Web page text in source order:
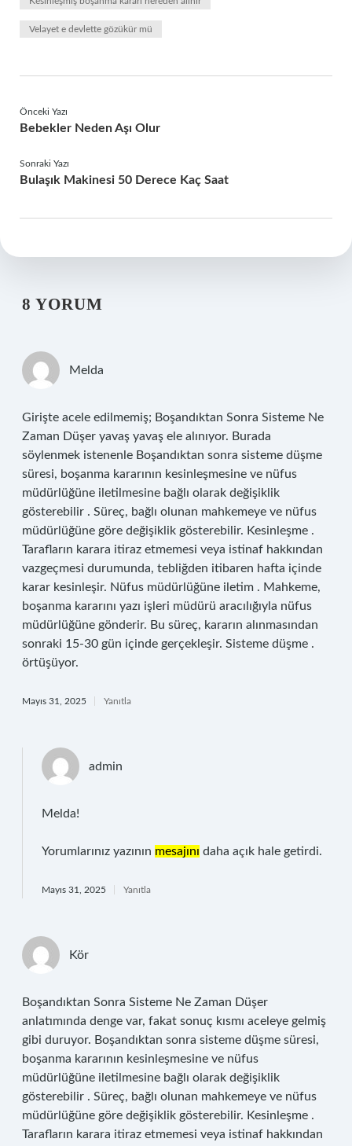
Velayet e devlette gözükür mü
Önceki Yazı
Bebekler Neden Aşı Olur
Sonraki Yazı
Bulaşık Makinesi 50 Derece Kaç Saat
8 YORUM
Melda
Girişte acele edilmemiş; Boşandıktan Sonra Sisteme Ne
Zaman Düşer yavaş yavaş ele alınıyor. Burada
söylenmek istenenle Boşandıktan sonra sisteme düşme
süresi, boşanma kararının kesinleşmesine ve nüfus
müdürlüğüne iletilmesine bağlı olarak değişiklik
gösterebilir . Süreç, bağlı olunan mahkemeye ve nüfus
müdürlüğüne göre değişiklik gösterebilir. Kesinleşme .
Tarafların karara itiraz etmemesi veya istinaf hakkından
vazgeçmesi durumunda, tebliğden itibaren hafta içinde
karar kesinleşir. Nüfus müdürlüğüne iletim . Mahkeme,
boşanma kararını yazı işleri müdürü aracılığıyla nüfus
müdürlüğüne gönderir. Bu süreç, kararın alınmasından
sonraki 15-30 gün içinde gerçekleşir. Sisteme düşme .
örtüşüyor.
Mayıs 31, 2025 Yanıtla
admin
Melda!
Yorumlarınız yazının mesajını daha açık hale getirdi.
Mayıs 31, 2025 Yanıtla
Kör
Boşandıktan Sonra Sisteme Ne Zaman Düşer
anlatımında denge var, fakat sonuç kısmı aceleye gelmiş
gibi duruyor. Boşandıktan sonra sisteme düşme süresi,
boşanma kararının kesinleşmesine ve nüfus
müdürlüğüne iletilmesine bağlı olarak değişiklik
gösterebilir . Süreç, bağlı olunan mahkemeye ve nüfus
müdürlüğüne göre değişiklik gösterebilir. Kesinleşme .
Tarafların karara itiraz etmemesi veya istinaf hakkından